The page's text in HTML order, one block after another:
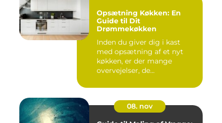
Opsætning Køkken: En
Guide til Dit
Drømmekøkken
Inden du giver dig i kast
med opsætning af et nyt
køkken, er der mange
overvejelser, de...
08. nov